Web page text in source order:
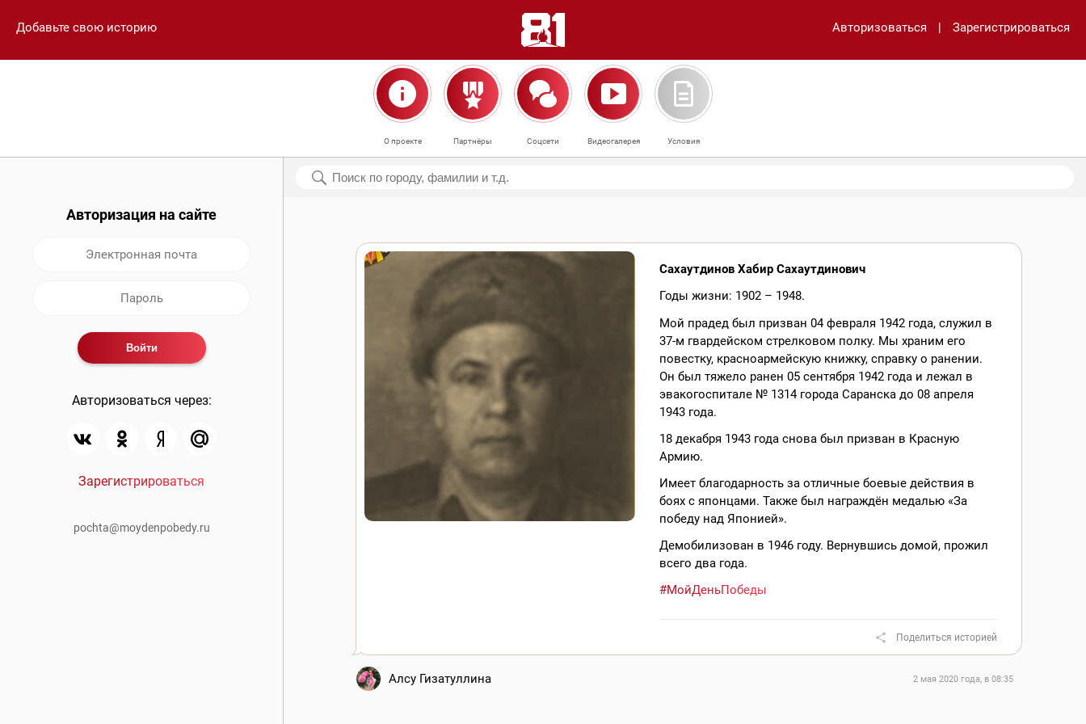
Добавьте свою историю Авторизоваться | Зарегистрироваться
О проекте Партнёры Соцсети Видеогалерея Условия
Авторизация на сайте
Авторизоваться через:
Зарегистрироваться
pochta@moydenpobedy.ru
Сахаутдинов Хабир Сахаутдинович
Годы жизни: 1902 – 1948.
Мой прадед был призван 04 февраля 1942 года, служил в
37-м гвардейском стрелковом полку. Мы храним его
повестку, красноармейскую книжку, справку о ранении.
Он был тяжело ранен 05 сентября 1942 года и лежал в
эвакогоспитале № 1314 города Саранска до 08 апреля
1943 года.
18 декабря 1943 года снова был призван в Красную
Армию.
Имеет благодарность за отличные боевые действия в
боях с японцами. Также был награждён медалью «За
победу над Японией».
Демобилизован в 1946 году. Вернувшись домой, прожил
всего два года.
#МойДеньПобеды
Поделиться историей
Алсу Гизатуллина 2 мая 2020 года, в 08:35